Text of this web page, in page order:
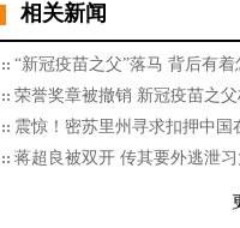
相关新闻
“新冠疫苗之父”落马 背后有
荣誉奖章被撤销 新冠疫苗之
震惊！密苏里州寻求扣押中国
蒋超良被双开 传其要外逃泄